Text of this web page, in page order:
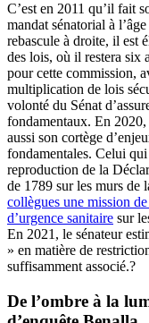
C’est en 2011 qu’il fait
mandat sénatorial à
rebascule à droite, il est
des lois, où il restera six
pour cette commission,
multiplication de lois
volonté du Sénat
fondamentaux. En
aussi son cortège
fondamentales. Celui
reproduction de la
de 1789 sur les murs de
collègues une mission
d’urgence sanitaire sur
En 2021, le sénateur
» en matière de
suffisamment associé.?
De l’ombre à la